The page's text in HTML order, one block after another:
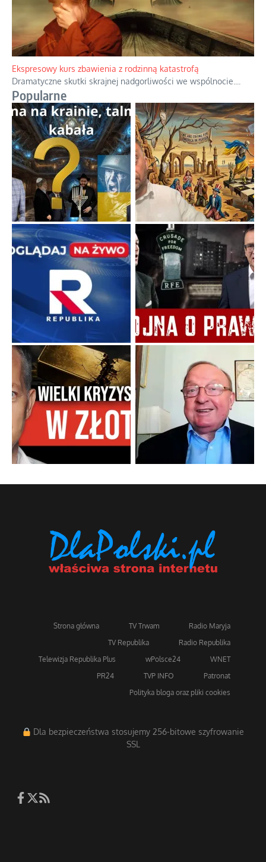
Niewygodne kulisy alpejskiego objawienia
Watykan woli skupiać się na łagodnym wizerunku Maryi,
ukrywając przed światem pełną i bardziej surową treść jej
orędzia....
Ekspresowy kurs zbawienia z rodzinną katastrofą
Dramatyczne skutki skrajnej nadgorliwości we wspólnocie.
Popularne